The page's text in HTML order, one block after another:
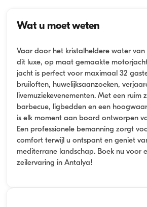
Wat u moet weten
Vaar door het kristalheldere water
dit luxe, op maat gemaakte
jacht is perfect voor maximaal 32
bruiloften, huwelijksaanzoeken,
livemuziekevenementen. Met een ruim
barbecue, ligbedden en een
is elk moment aan boord ontworpen
Een professionele bemanning zorgt
comfort terwijl u ontspant en geniet
mediterrane landschap. Boek nu voor
zeilervaring in Antalya!